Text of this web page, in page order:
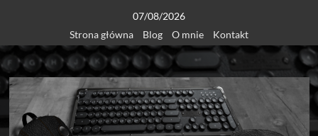
content
07/08/2026
Strona główna
Blog O mnie Kontakt